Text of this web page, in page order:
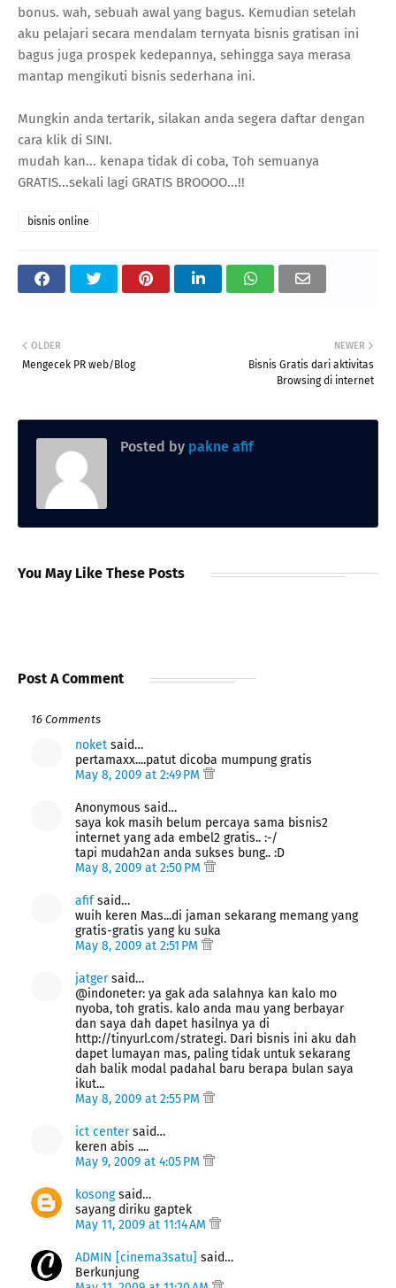
bonus. wah, sebuah awal yang bagus. Kemudian setelah
aku pelajari secara mendalam ternyata bisnis gratisan ini
bagus juga prospek kedepannya, sehingga saya merasa
mantap mengikuti bisnis sederhana ini.
Mungkin anda tertarik, silakan anda segera daftar dengan
cara klik di SINI.
mudah kan... kenapa tidak di coba, Toh semuanya
GRATIS...sekali lagi GRATIS BROOOO...!!
bisnis online
NEWER
Bisnis Gratis dari aktivitas
Browsing di internet
OLDER
Mengecek PR web/Blog
Posted by pakne afif
You May Like These Posts
Post A Comment
16 Comments
noket said…
pertamaxx....patut dicoba mumpung gratis
May 8, 2009 at 2:49 PM
Anonymous said…
saya kok masih belum percaya sama bisnis2
internet yang ada embel2 gratis.. :-/
tapi mudah2an anda sukses bung.. :D
May 8, 2009 at 2:50 PM
afifsaid…
wuih keren Mas...di jaman sekarang memang yang
gratis-gratis yang ku suka
May 8, 2009 at 2:51 PM
jatgersaid…
@indoneter: ya gak ada salahnya kan kalo mo
nyoba, toh gratis. kalo anda mau yang berbayar
dan saya dah dapet hasilnya ya di
http://tinyurl.com/strategi. Dari bisnis ini aku dah
dapet lumayan mas, paling tidak untuk sekarang
dah balik modal padahal baru berapa bulan saya
ikut...
May 8, 2009 at 2:55 PM
ict centersaid…
keren abis ....
May 9, 2009 at 4:05 PM
kosongsaid…
sayang diriku gaptek
May 11, 2009 at 11:14 AM
ADMIN [cinema3satu] said…
Berkunjung